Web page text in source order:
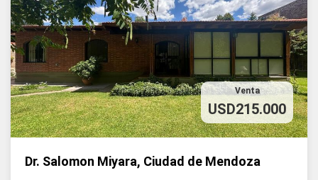
Venta
USD215.000
Dr. Salomon Miyara, Ciudad de Mendoza